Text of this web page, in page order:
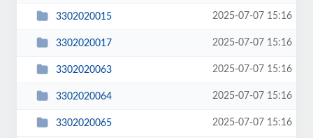
3302020015 2025-07-07 15:16
3302020017 2025-07-07 15:16
3302020063 2025-07-07 15:16
3302020064 2025-07-07 15:16
3302020065 2025-07-07 15:16